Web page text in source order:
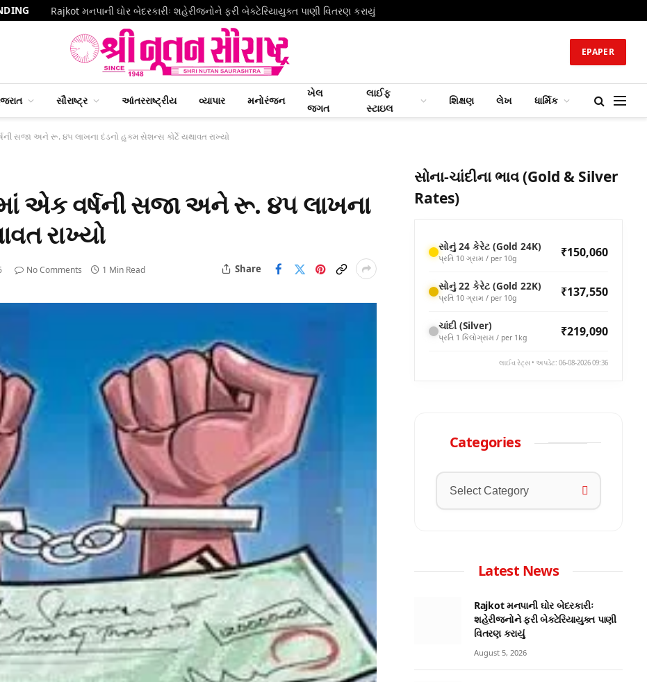
Rajkot મનપાની ઘોર બેદરકારીઃ શહેરીજનોને ફરી બેક્ટેરિયાયુક્ત પાણી વિતરણ કરાયું
EPAPER
સૌરાષ્ટ્ર આંતરરાષ્ટ્રીય વ્યાપાર મનોરંજન
ખેલ
જગત
લાઈફ
સ્ટાઇલ
શિક્ષણ લેખ ધાર્મિક
સજા અને રૂ. ૪૫ લાખના દંડનો હુકમ સેશન્સ કોર્ટે યથાવત રાખ્યો
એક વર્ષની સજા અને રૂ. ૪૫ લાખના
રાખ્યો
No Comments 1 Min Read Share
સોના-ચાંદીના ભાવ (Gold & Silver
Rates)
સોનું 24 કેરેટ (Gold 24K)
પ્રતિ 10 ગ્રામ / per 10g ₹150,060
સોનું 22 કેરેટ (Gold 22K)
પ્રતિ 10 ગ્રામ / per 10g ₹137,550
ચાંદી (Silver)
પ્રતિ 1 કિલોગ્રામ / per 1kg ₹219,090
લાઈવ રેટ્સ • અપડેટ: 06-08-2026 09:36
Categories
Latest News
Rajkot મનપાની ઘોર બેદરકારીઃ
શહેરીજનોને ફરી બેક્ટેરિયાયુક્ત પાણી
વિતરણ કરાયું
August 5, 2026